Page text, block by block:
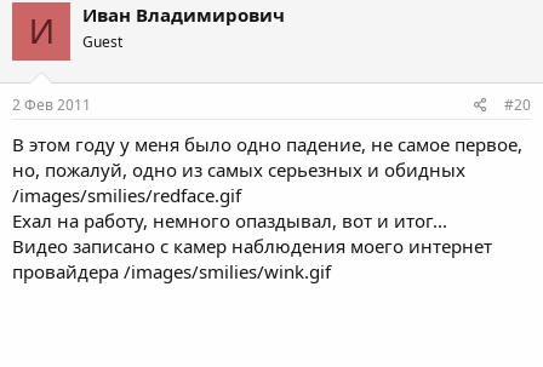
И Иван Владимирович
Guest
2 Фев 2011 #20
В этом году у меня было одно падение, не самое первое,
но, пожалуй, одно из самых серьезных и обидных
/images/smilies/redface.gif
Ехал на работу, немного опаздывал, вот и итог...
Видео записано с камер наблюдения моего интернет
провайдера /images/smilies/wink.gif